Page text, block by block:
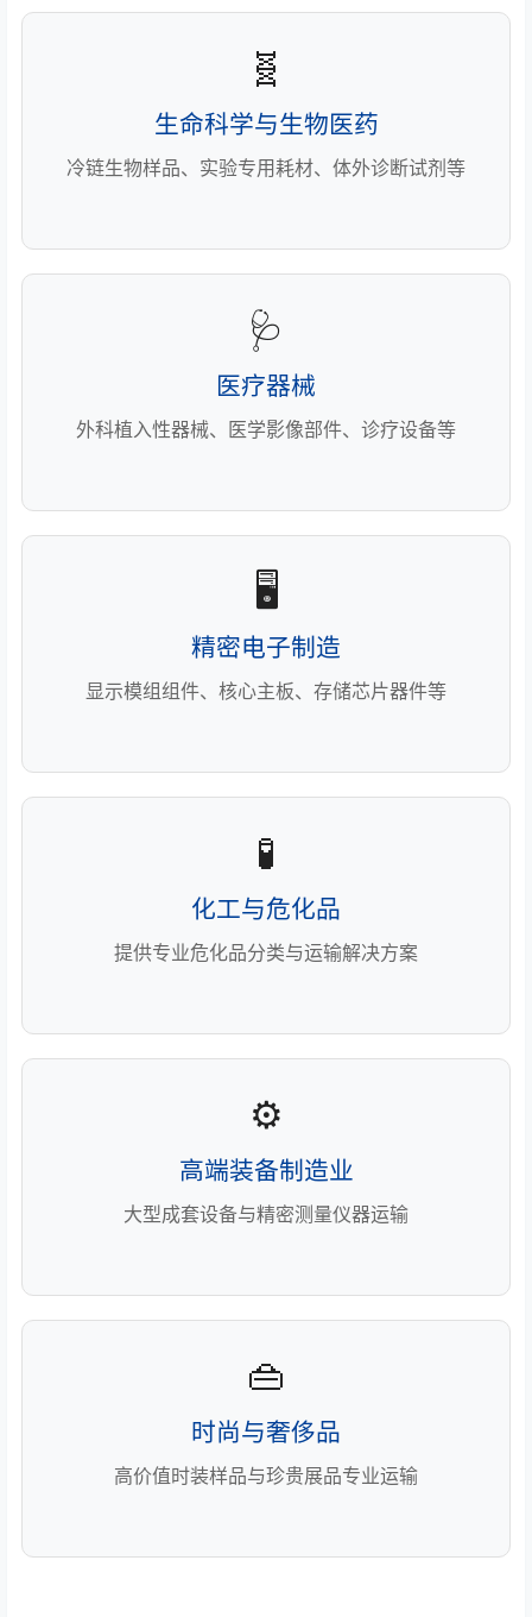
🧬
生命科学与生物医药
冷链生物样品、实验专用耗材、体外诊断试剂等
🩺
医疗器械
外科植入性器械、医学影像部件、诊疗设备等
🖥️
精密电子制造
显示模组组件、核心主板、存储芯片器件等
🧪
化工与危化品
提供专业危化品分类与运输解决方案
⚙️
高端装备制造业
大型成套设备与精密测量仪器运输
👜
时尚与奢侈品
高价值时装样品与珍贵展品专业运输